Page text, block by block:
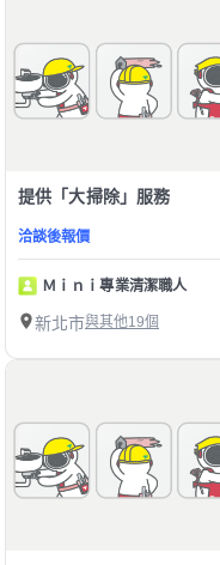
提供「大掃除」服務
洽談後報價
Ｍｉｎｉ專業清潔職人
新北市與其他19個